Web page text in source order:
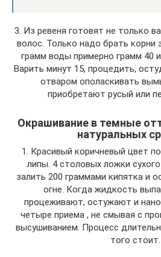
3. Из ревеня готовят не только
волос. Только надо брать корни
грамм воды примерно грамм 40
Варить минут 15, процедить,
отваром ополаскивать
приобретают русый или
Окрашивание в темные
натуральных
1. Красивый коричневый цвет
липы. 4 столовых ложки
залить 200 граммами кипятка и
огне. Когда жидкость
процеживают, остужают и
четыре приема , не смывая с
высушиванием. Процесс
того стоит.